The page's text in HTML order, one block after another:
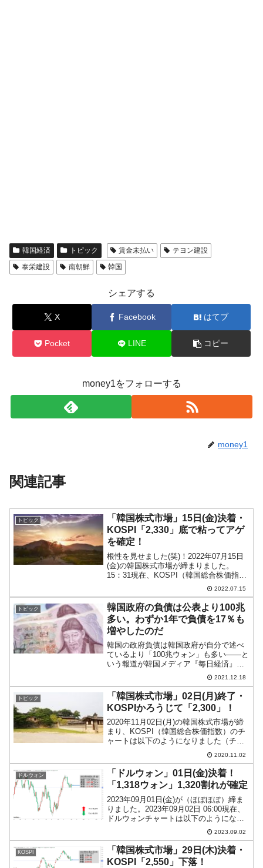
韓国経済 トピック 賃金未払い
テヨン建設
泰栄建設
南朝鮮 韓国
シェアする
X Facebook はてブ
Pocket LINE コピー
money1をフォローする
money1
関連記事
トピック
「韓国株式市場」15日(金)決着・
KOSPI「2,330」底で粘ってアゲ
を確定！
根性を見せました(笑)！2022年07月15日
(金)の韓国株式市場が締まりました。
15：31現在、KOSPI（韓国総合株価指
数）のチャートは以下のようになってい
ます（チャートは『Investing.com』より
引用）。長いいたヒゲをご覧くだ...
2022.07.15
トピック
韓国政府の負債は公表より100兆
多い。わずか1年で負債を17％も
増やしたのだ
韓国の政府負債は韓国政府が自分で述べ
ているより「100兆ウォン」も多い――と
いう報道が韓国メディア『毎日経済』に
出ました。政府が簿外債務でも抱えてい
たのか、と楽しみに記事を拝読してみた
のですが、これは、例の「国際基準で数
字を比較していない」...
2021.12.18
トピック
「韓国株式市場」02日(月)終了・
KOSPIかろうじて「2,300」！
2020年11月02日(月)の韓国株式市場が締
まり、KOSPI（韓国総合株価指数）のチ
ャートは以下のようになりました（チャ
ートは『Investing.com』より引用）。上
昇しましたが、かろうじて「2,300」まで
上がったという感じです。投...
2020.11.02
ドルウォン
「ドルウォン」01日(金)決着！
「1,318ウォン」1,320割れが確定
2023年09月01日(金)が（ほぼほぼ）締ま
りました。2023年09月02日 06:00現在、
ドルウォンチャートは以下のようになっ
ています（チャートは『Investing.com』
より引用：以下同）。これから調整が入
るかもしれませんが、陰...
2023.09.02
KOSPI
「韓国株式市場」29日(木)決着・
KOSPI「2,550」下落！